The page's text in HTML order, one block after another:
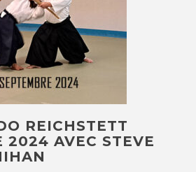
REICHSTETT
2024 AVEC STEVE